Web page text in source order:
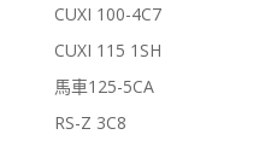
CUXI 100-4C7
CUXI 115 1SH
馬車125-5CA
RS-Z 3C8